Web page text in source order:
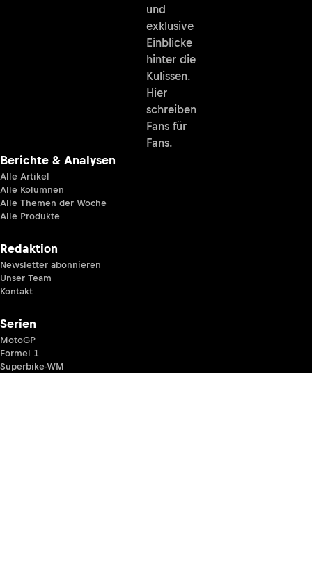
und
exklusive
Einblicke
hinter die
Kulissen.
Hier
schreiben
Fans für
Fans.
Berichte & Analysen
Alle Artikel
Alle Kolumnen
Alle Themen der Woche
Alle Produkte
Redaktion
Newsletter abonnieren
Unser Team
Kontakt
Serien
MotoGP
Formel 1
Superbike-WM